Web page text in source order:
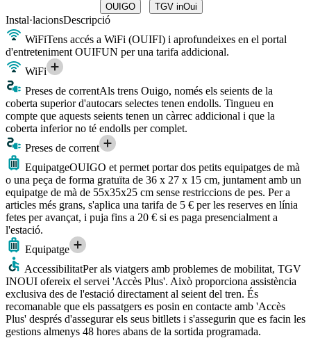
OUIGO TGV inOui
Instal·lacionsDescripció
WiFiTens accés a WiFi (OUIFI) i aprofundeixes en el portal
d'entreteniment OUIFUN per una tarifa addicional.
WiFi
Preses de correntAls trens Ouigo, només els seients de la
coberta superior d'autocars selectes tenen endolls. Tingueu en
compte que aquests seients tenen un càrrec addicional i que la
coberta inferior no té endolls per complet.
Preses de corrent
EquipatgeOUIGO et permet portar dos petits equipatges de mà
o una peça de forma gratuïta de 36 x 27 x 15 cm, juntament amb un
equipatge de mà de 55x35x25 cm sense restriccions de pes. Per a
articles més grans, s'aplica una tarifa de 5 € per les reserves en línia
fetes per avançat, i puja fins a 20 € si es paga presencialment a
l'estació.
Equipatge
AccessibilitatPer als viatgers amb problemes de mobilitat, TGV
INOUI ofereix el servei 'Accès Plus'. Això proporciona assistència
exclusiva des de l'estació directament al seient del tren. És
recomanable que els passatgers es posin en contacte amb 'Accès
Plus' després d'assegurar els seus bitllets i s'assegurin que es facin les
gestions almenys 48 hores abans de la sortida programada.